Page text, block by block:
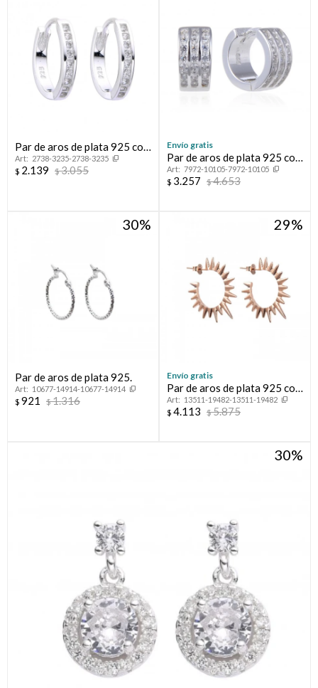
Par de aros de plata 925 con
circonias.
2738-3235-2738-3235
$ 2.139 $3.055
Envío gratis
Par de aros de plata 925 con
circonias.
7972-10105-7972-10105
$ 3.257 $4.653
30
Par de aros de plata 925.
10677-14914-10677-14914
$ 921 $1.316
29
Envío gratis
Par de aros de plata 925 con
baño de oro rosado, SOLES.
13511-19482-13511-19482
$ 4.113 $5.875
30
Compromiso
Día del niño